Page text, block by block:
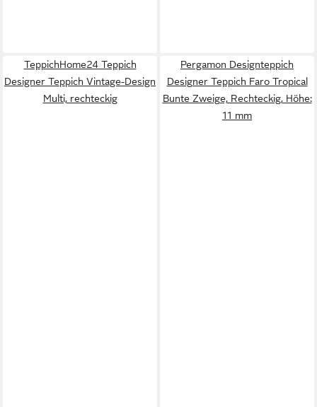
TeppichHome24 Teppich
Designer Teppich Vintage-Design
Multi, rechteckig
Pergamon Designteppich
Designer Teppich Faro Tropical
Bunte Zweige, Rechteckig, Höhe:
11 mm